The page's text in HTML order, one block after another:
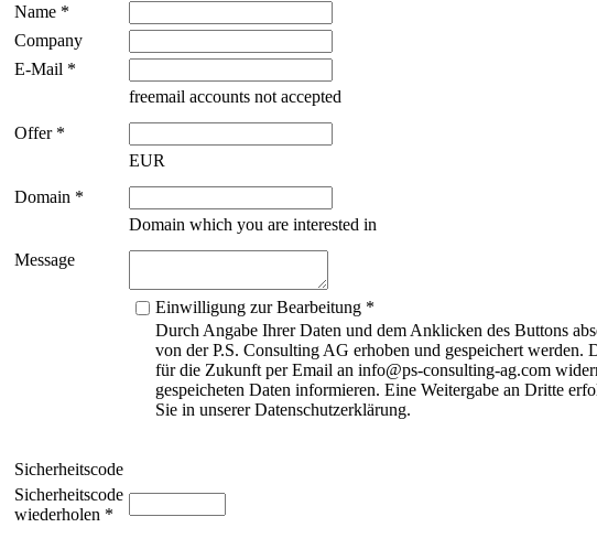
Name *
Company
E-Mail *
freemail accounts not accepted
Offer *
EUR
Domain *
Domain which you are interested in
Message
Einwilligung zur Bearbeitung *
Durch Angabe Ihrer Daten und dem Anklicken des Buttons
von der P.S. Consulting AG erhoben und gespeichert
für die Zukunft per Email an info@ps-consulting-ag.com
gespeicheten Daten informieren. Eine Weitergabe an Dritte
Sie in unserer Datenschutzerklärung.
Sicherheitscode
Sicherheitscode
wiederholen *